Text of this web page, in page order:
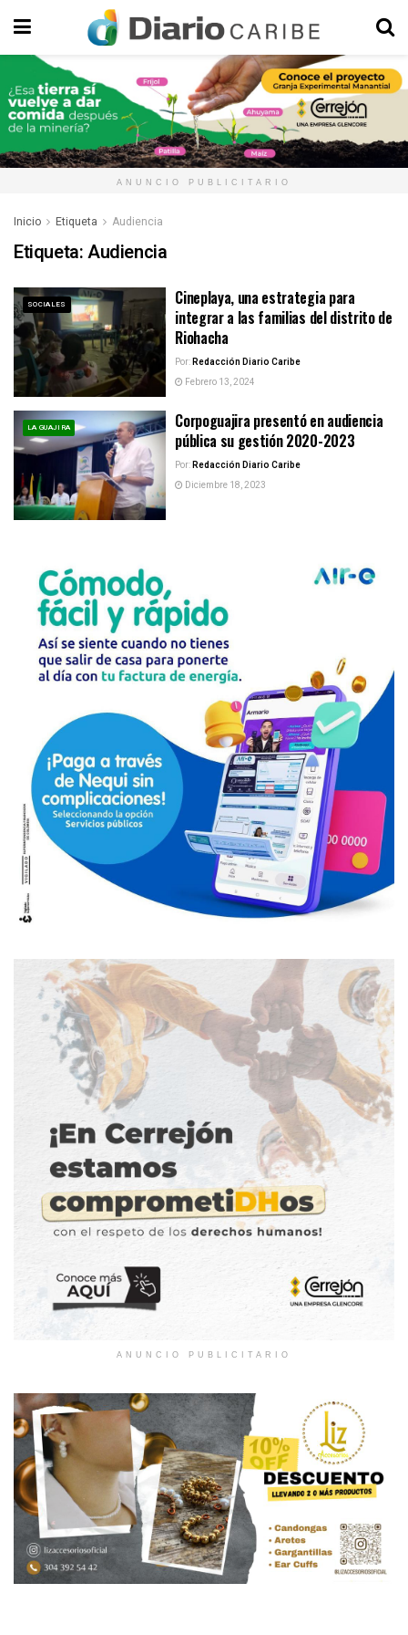
ANUNCIO PUBLICITARIO
Inicio Etiqueta Audiencia
Etiqueta:Audiencia
SOCIALES
Cineplaya, una estrategia para
integrar a las familias del distrito de
Riohacha
Por:Redacción Diario Caribe
Febrero 13, 2024
LA GUAJIRA
Corpoguajira presentó en audiencia
pública su gestión 2020-2023
Por:Redacción Diario Caribe
Diciembre 18, 2023
ANUNCIO PUBLICITARIO